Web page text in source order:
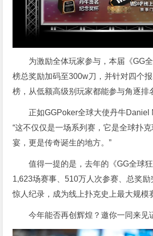
为激励全体玩家参与，本届《GG
榜总奖励加码至300w刀，并针对四个
榜，从低额高级别玩家都能参与角逐排
正如GGPoker全球大使丹牛Daniel
“这不仅仅是一场系列赛，它是全球扑
宴，更是传奇诞生的地方。”
值得一提的是，去年的《GG全球
1,623场赛事、510万人次参赛、总奖励
惊人纪录，成为线上扑克史上最大规模
今年能否再创辉煌？邀你一同来见